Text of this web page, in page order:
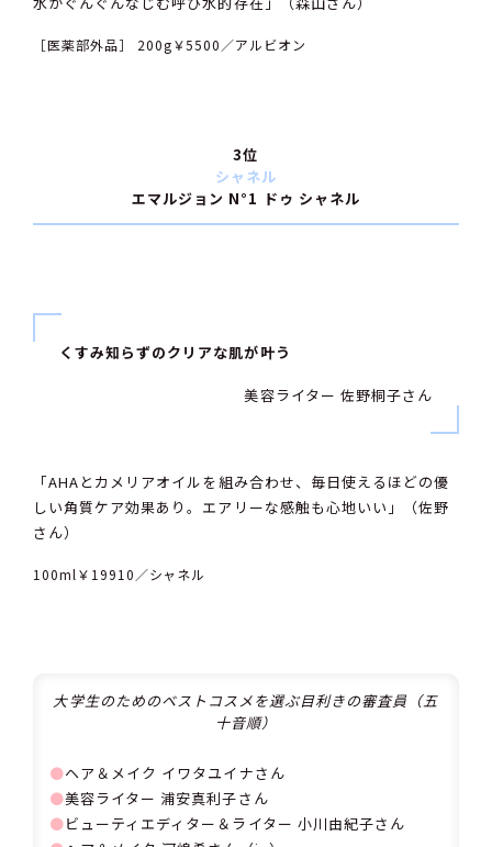
［医薬部外品］ 200g￥5500／アルビオン
3位
シャネル
エマルジョン N°1 ドゥ シャネル
くすみ知らずのクリアな肌が叶う
美容ライター 佐野桐子さん
「AHAとカメリアオイルを組み合わせ、毎日使えるほどの優
しい角質ケア効果あり。エアリーな感触も心地いい」（佐野
さん）
100ml￥19910／シャネル
大学生のためのベストコスメを選ぶ目利きの審査員（五
十音順）
⚫ヘア＆メイク イワタユイナさん
⚫美容ライター 浦安真利子さん
⚫ビューティエディター＆ライター 小川由紀子さん